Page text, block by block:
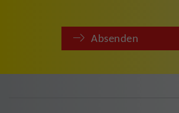
Absenden